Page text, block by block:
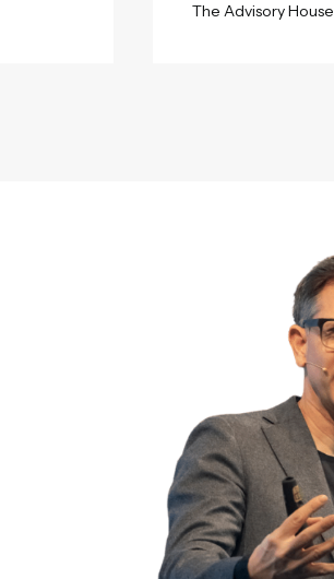
The Advisory House